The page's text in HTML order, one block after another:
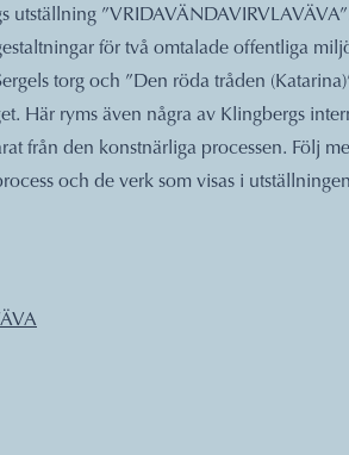
utställning
för två omtalade offentliga
torg och ”Den röda tråden
Här ryms även några av Klingbergs
från den konstnärliga processen. Följ
och de verk som visas i